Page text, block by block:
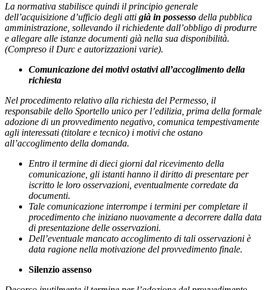
La normativa stabilisce quindi il principio generale
dell’acquisizione d’ufficio degli atti già in possesso della pubblica
amministrazione, sollevando il richiedente dall’obbligo di produrre
e allegare alle istanze documenti già nella sua disponibilità.
(Compreso il Durc e autorizzazioni varie).
Comunicazione dei motivi ostativi all’accoglimento della
richiesta
Nel procedimento relativo alla richiesta del Permesso, il
responsabile dello Sportello unico per l’edilizia, prima della formale
adozione di un provvedimento negativo, comunica tempestivamente
agli interessati (titolare e tecnico) i motivi che ostano
all’accoglimento della domanda.
Entro il termine di dieci giorni dal ricevimento della
comunicazione, gli istanti hanno il diritto di presentare per
iscritto le loro osservazioni, eventualmente corredate da
documenti.
Tale comunicazione interrompe i termini per completare il
procedimento che iniziano nuovamente a decorrere dalla data
di presentazione delle osservazioni.
Dell’eventuale mancato accoglimento di tali osservazioni è
data ragione nella motivazione del provvedimento finale.
Silenzio assenso